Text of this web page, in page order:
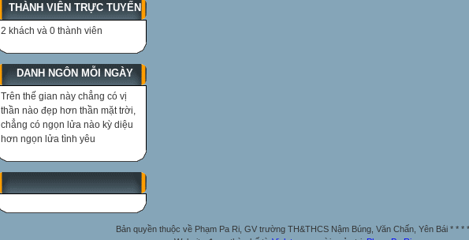
THÀNH VIÊN TRỰC TUYẾN
2 khách và 0 thành viên
DANH NGÔN MỖI NGÀY
Trên thế gian này chẳng có vị
thần nào đẹp hơn thần mặt trời,
chẳng có ngọn lửa nào kỳ diệu
hơn ngọn lửa tình yêu
Bản quyền thuộc về Phạm Pa Ri, GV trường TH&THCS Nậm Búng, Văn Chấn, Yên Bái * * * *